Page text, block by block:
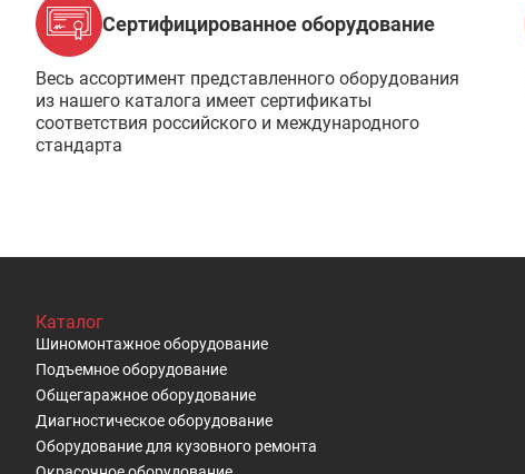
Сертифицированное оборудование
Весь ассортимент представленного оборудования
из нашего каталога имеет сертификаты
соответствия российского и международного
стандарта
Каталог
Шиномонтажное оборудование
Подъемное оборудование
Общегаражное оборудование
Диагностическое оборудование
Оборудование для кузовного ремонта